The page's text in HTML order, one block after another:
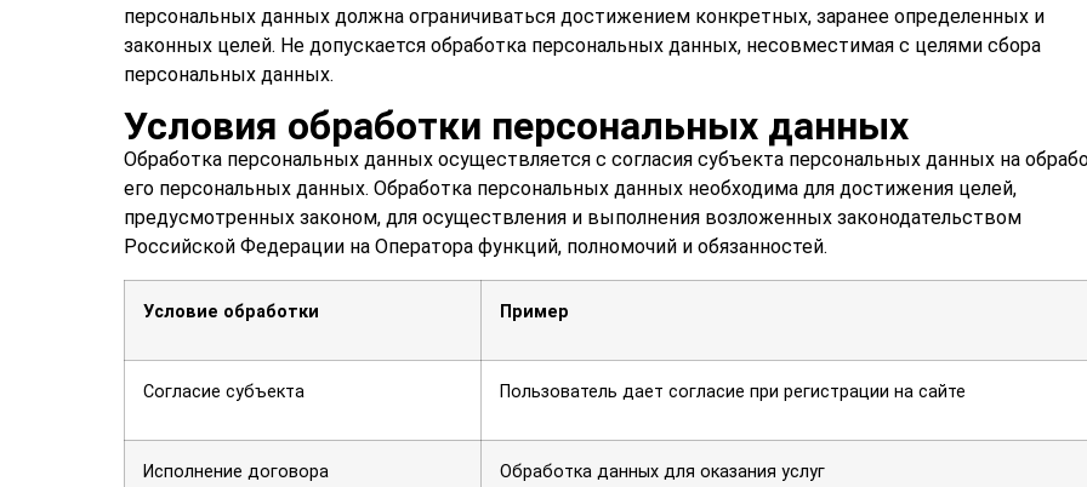
персональных данных должна ограничиваться достижением конкретных, заранее определенных и
законных целей. Не допускается обработка персональных данных, несовместимая с целями сбора
персональных данных.
Условия обработки персональных данных
Обработка персональных данных осуществляется с согласия субъекта персональных данных на
его персональных данных. Обработка персональных данных необходима для достижения целей,
предусмотренных законом, для осуществления и выполнения возложенных законодательством
Российской Федерации на Оператора функций, полномочий и обязанностей.
Условие обработки Пример
Согласие субъекта Пользователь дает согласие при регистрации на сайте
Исполнение договора Обработка данных для оказания услуг